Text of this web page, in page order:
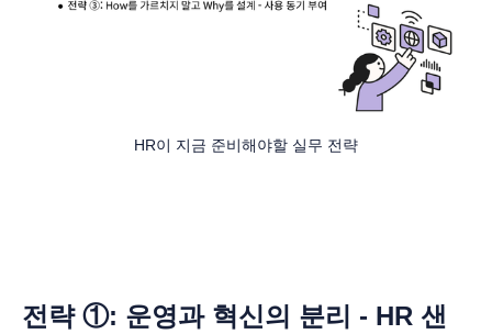
HR이 지금 준비해야할 실무 전략
전략 ①: 운영과 혁신의 분리 - HR 샌